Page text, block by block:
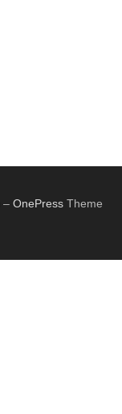
– OnePressTheme